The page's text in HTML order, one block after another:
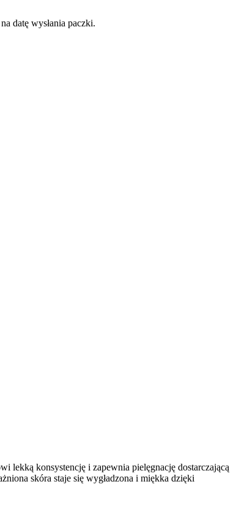
datę wysłania paczki.
lekką konsystencję i zapewnia pielęgnację dostarczającą
skóra staje się wygładzona i miękka dzięki